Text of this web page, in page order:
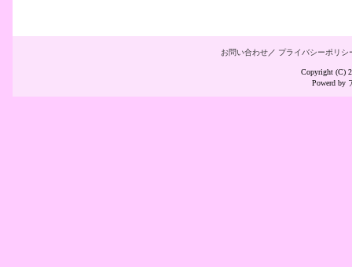
お問い合わせ／ プライバシーポリシ
Copyright (C)
Powerd by